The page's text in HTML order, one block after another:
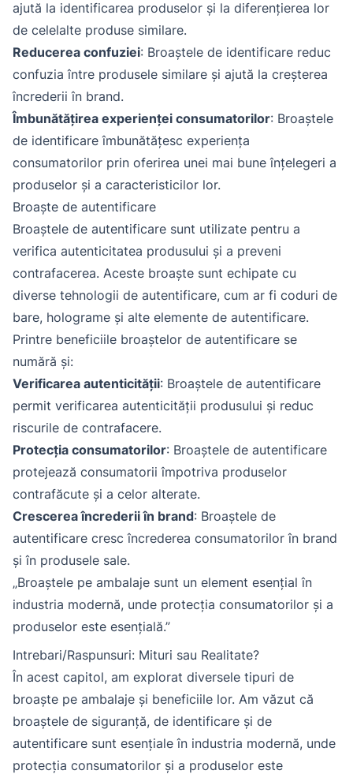
ajută la identificarea produselor și la diferențierea lor
de celelalte produse similare.
Reducerea confuziei: Broaștele de identificare reduc
confuzia între produsele similare și ajută la creșterea
încrederii în brand.
Îmbunătățirea experienței consumatorilor: Broaștele
de identificare îmbunătățesc experiența
consumatorilor prin oferirea unei mai bune înțelegeri a
produselor și a caracteristicilor lor.
Broaște de autentificare
Broaștele de autentificare sunt utilizate pentru a
verifica autenticitatea produsului și a preveni
contrafacerea. Aceste broaște sunt echipate cu
diverse tehnologii de autentificare, cum ar fi coduri de
bare, holograme și alte elemente de autentificare.
Printre beneficiile broaștelor de autentificare se
numără și:
Verificarea autenticității: Broaștele de autentificare
permit verificarea autenticității produsului și reduc
riscurile de contrafacere.
Protecția consumatorilor: Broaștele de autentificare
protejează consumatorii împotriva produselor
contrafăcute și a celor alterate.
Crescerea încrederii în brand: Broaștele de
autentificare cresc încrederea consumatorilor în brand
și în produsele sale.
„Broaștele pe ambalaje sunt un element esențial în
industria modernă, unde protecția consumatorilor și a
produselor este esențială.”
Intrebari/Raspunsuri: Mituri sau Realitate?
În acest capitol, am explorat diversele tipuri de
broaște pe ambalaje și beneficiile lor. Am văzut că
broaștele de siguranță, de identificare și de
autentificare sunt esențiale în industria modernă, unde
protecția consumatorilor și a produselor este